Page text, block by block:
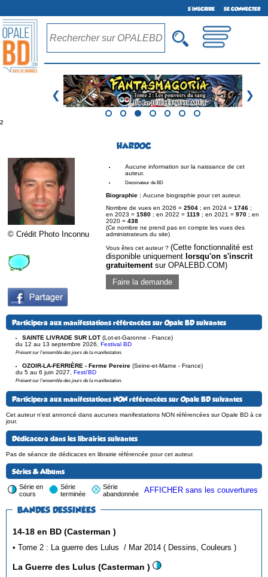
S'INSCRIRE SE CONNECTER
❮ ❯
²
HARDOC
© Crédit Photo Inconnu
Aucune information sur la naissance de cet
auteur.
Dessinateur de BD
Biographie : Aucune biographie pour cet auteur.
Nombre de vues en 2026 = 2504 ; en 2024 = 1746 ;
en 2023 = 1580 ; en 2022 = 1119 ; en 2021 = 970 ; en
2020 = 438
(Ce nombre ne prend pas en compte les vues des
administrateurs du site)
Vous êtes cet auteur ? (Cette fonctionnalité est
disponible uniquement lorsqu'on s'inscrit
gratuitementsur OPALEBD.COM)
Faire la demande
Participera aux manifestations référencées sur Opale BD suivantes
SAINTE LIVRADE SUR LOT (Lot-et-Garonne - France)
du 12 au 13 septembre 2026
Festival BD
Présent sur l'ensemble des jours de la manifestation.
OZOIR-LA-FERRIÈRE - Ferme Pereire(Seine-et-Marne - France)
du 5 au 6 juin 2027
Festi'BD
Présent sur l'ensemble des jours de la manifestation.
Participera aux manifestations NON référencées sur Opale BD suivantes
Cet auteur n'est annoncé dans aucunes manifestations NON référencées sur Opale BD à ce
jour.
Dédicacera dans les librairies suivantes
Pas de séance de dédicaces en librairie référencée pour cet auteur.
Séries & Albums
Série en
cours
Série
terminée
Série
abandonnée
AFFICHER sans les couvertures
BANDES DESSINÉES
14-18 en BD (Casterman )
• Tome 2 : La guerre des Lulus / Mar 2014 ( Dessins, Couleurs )
La Guerre des Lulus (Casterman )